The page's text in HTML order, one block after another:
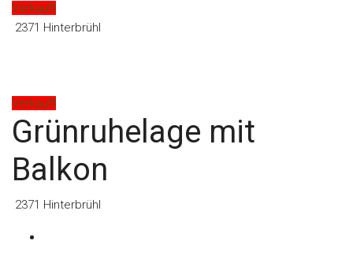
Verkauft
2371 Hinterbrühl
Verkauft
Grünruhelage mit
Balkon
2371 Hinterbrühl